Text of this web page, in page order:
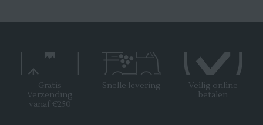
Gratis
Verzending
vanaf €250
Snelle levering
Veilig online
betalen